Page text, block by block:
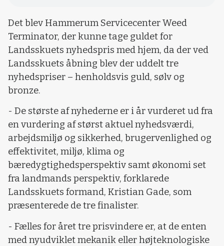
Det blev Hammerum Servicecenter Weed
Terminator, der kunne tage guldet for
Landsskuets nyhedspris med hjem, da der ved
Landsskuets åbning blev der uddelt tre
nyhedspriser – henholdsvis guld, sølv og
bronze.
- De største af nyhederne er i år vurderet ud fra
en vurdering af størst aktuel nyhedsværdi,
arbejdsmiljø og sikkerhed, brugervenlighed og
effektivitet, miljø, klima og
bæredygtighedsperspektiv samt økonomi set
fra landmands perspektiv, forklarede
Landsskuets formand, Kristian Gade, som
præsenterede de tre finalister.
- Fælles for året tre prisvindere er, at de enten
med nyudviklet mekanik eller højteknologiske